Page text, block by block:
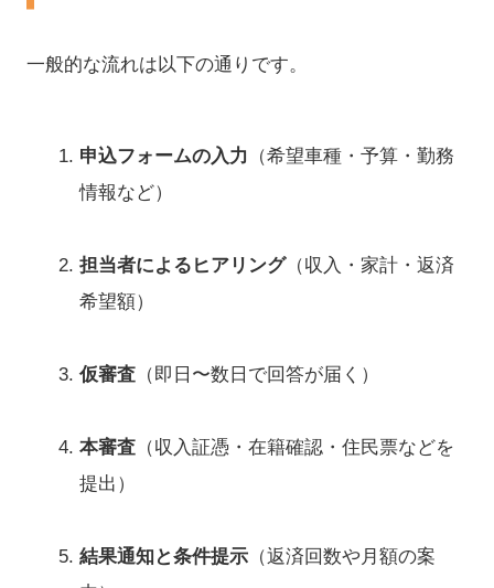
一般的な流れは以下の通りです。
申込フォームの入力 （希望車種・予算・勤務
情報など）
担当者によるヒアリング（収入・家計・返済
希望額）
仮審査（即日〜数日で回答が届く）
本審査（収入証憑・在籍確認・住民票などを
提出）
結果通知と条件提示（返済回数や月額の案